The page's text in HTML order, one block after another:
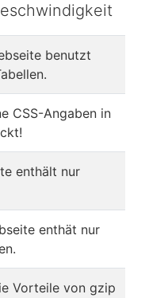
benutzt
CSS-Angaben in
enthält nur
enthät nur
Vorteile von gzip